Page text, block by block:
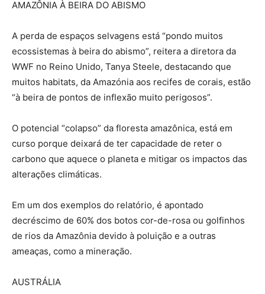
AMAZÔNIA À BEIRA DO ABISMO
A perda de espaços selvagens está “pondo muitos
ecossistemas à beira do abismo”, reitera a diretora da
WWF no Reino Unido, Tanya Steele, destacando que
muitos habitats, da Amazónia aos recifes de corais, estão
“à beira de pontos de inflexão muito perigosos”.
O potencial “colapso” da floresta amazônica, está em
curso porque deixará de ter capacidade de reter o
carbono que aquece o planeta e mitigar os impactos das
alterações climáticas.
Em um dos exemplos do relatório, é apontado
decréscimo de 60% dos botos cor-de-rosa ou golfinhos
de rios da Amazônia devido à poluição e a outras
ameaças, como a mineração.
AUSTRÁLIA